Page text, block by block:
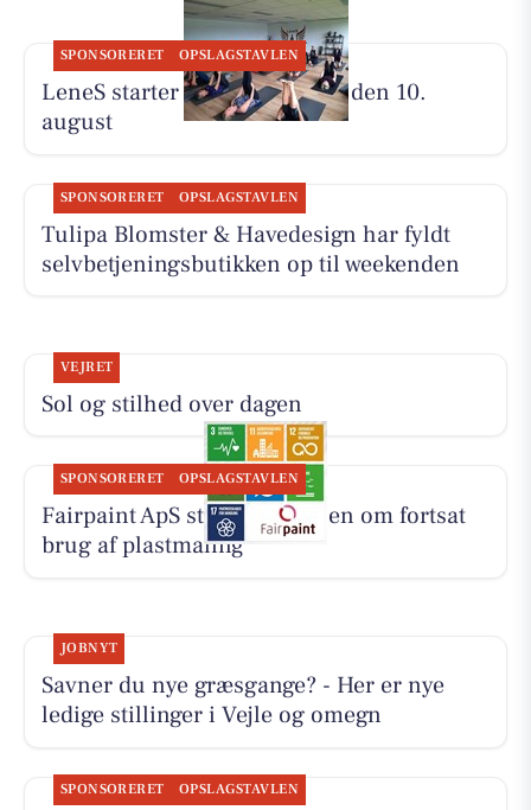
SPONSORERET OPSLAGSTAVLEN
LeneS starter Yoga Bootcamp den 10.
august
SPONSORERET OPSLAGSTAVLEN
Tulipa Blomster & Havedesign har fyldt
selvbetjeningsbutikken op til weekenden
VEJRET
Sol og stilhed over dagen
SPONSORERET OPSLAGSTAVLEN
Fairpaint ApS starter samtalen om fortsat
brug af plastmaling
JOBNYT
Savner du nye græsgange? - Her er nye
ledige stillinger i Vejle og omegn
SPONSORERET OPSLAGSTAVLEN